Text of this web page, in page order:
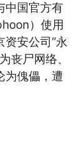
中国官方有
）使用
安公司“永
丧尸网络、
为傀儡，遭